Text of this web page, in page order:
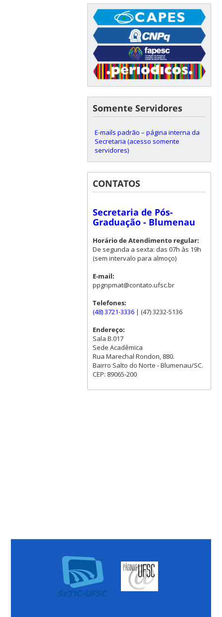
Somente Servidores
E-mails padrão – página interna da
Secretaria (acesso somente
servidores)
CONTATOS
Secretaria de Pós-
Graduação - Blumenau
Horário de Atendimento regular:
De segunda a sexta: das 07h às 19h
(sem intervalo para almoço)
E-mail:
ppgnpmat@contato.ufsc.br
Telefones:
(48) 3721-3336| (47) 3232-5136
Endereço:
Sala B.017
Sede Acadêmica
Rua Marechal Rondon, 880.
Bairro Salto do Norte - Blumenau/SC.
CEP: 89065-200